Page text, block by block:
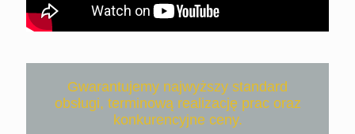
Gwarantujemy najwyższy standard
obsługi, terminową realizację prac oraz
konkurencyjne ceny.